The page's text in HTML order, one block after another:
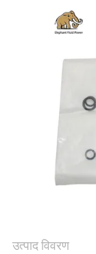
PRIVACY
POLICY
उत्पाद विवरण